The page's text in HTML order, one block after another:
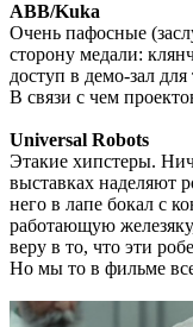
ABB/Kuka
Очень пафосные
сторону медали:
доступ в демо-зал для
В связи с чем
Universal Robots
Этакие хипстеры.
выставках наделяют
него в лапе бокал с
работающую
веру в то, что эти
Но мы то в фильме